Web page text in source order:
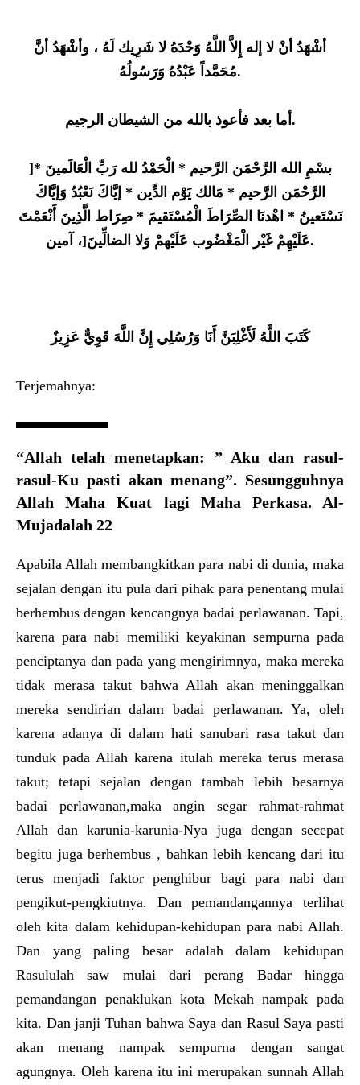
أشْهَدُ أنْ لا إله إِلاَّ اللَّهُ وَحْدَهُ لا شَرِيك لَهُ ، وأشْهَدُ أنَّ
مُحَمَّداً عَبْدُهُ وَرَسُولُهُ.
أما بعد فأعوذ بالله من الشيطان الرجيم.
]بسْمِ الله الرَّحْمَن الرَّحيم * الْحَمْدُ لله رَبِّ الْعَالَمينَ *
الرَّحْمَن الرَّحيم * مَالك يَوْم الدِّين * إيَّاكَ نَعْبُدُ وَإيَّاكَ
نَسْتَعينُ * اهْدنَا الصِّرَاطَ الْمُسْتَقيمَ * صِرَاط الَّذِينَ أَنْعَمْتَ
عَلَيْهِمْ غَيْر الْمَغْضُوب عَلَيْهمْ وَلا الضالِّينَ[، آمين.
كَتَبَ اللَّهُ لَأَغْلِبَنَّ أَنَا وَرُسُلِي إِنَّ اللَّهَ قَوِيٌّ عَزِيزٌ
Terjemahnya:
“Allah telah menetapkan: ” Aku dan rasul-
rasul-Ku pasti akan menang”. Sesungguhnya
Allah Maha Kuat lagi Maha Perkasa. Al-
Mujadalah 22
Apabila Allah membangkitkan para nabi di dunia, maka
sejalan dengan itu pula dari pihak para penentang mulai
berhembus dengan kencangnya badai perlawanan. Tapi,
karena para nabi memiliki keyakinan sempurna pada
penciptanya dan pada yang mengirimnya, maka mereka
tidak merasa takut bahwa Allah akan meninggalkan
mereka sendirian dalam badai perlawanan. Ya, oleh
karena adanya di dalam hati sanubari rasa takut dan
tunduk pada Allah karena itulah mereka terus merasa
takut; tetapi sejalan dengan tambah lebih besarnya
badai perlawanan,maka angin segar rahmat-rahmat
Allah dan karunia-karunia-Nya juga dengan secepat
begitu juga berhembus , bahkan lebih kencang dari itu
terus menjadi faktor penghibur bagi para nabi dan
pengikut-pengkiutnya. Dan pemandangannya terlihat
oleh kita dalam kehidupan-kehidupan para nabi Allah.
Dan yang paling besar adalah dalam kehidupan
Rasululah saw mulai dari perang Badar hingga
pemandangan penaklukan kota Mekah nampak pada
kita. Dan janji Tuhan bahwa Saya dan Rasul Saya pasti
akan menang nampak sempurna dengan sangat
agungnya. Oleh karena itu ini merupakan sunnah Allah